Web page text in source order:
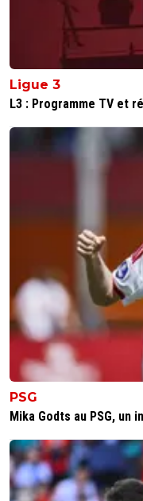
Ligue 3
L3 : Programme TV et
PSG
Mika Godts au PSG,